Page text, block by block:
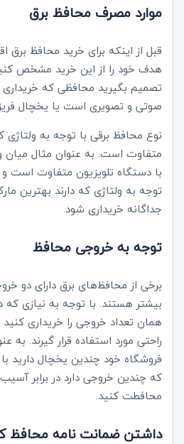
موارد مصرف محافظ برق
قبل از اینکه برای خرید محافظ برق
هدف خود را از این خرید مشخص
تصمیم بگیرید محافظی که خریداری
صوتی و تصویری است یا یخچال
نوع محافظ‌ برقی با توجه به ولتاژی
متفاوت است. به عنوان مثال میان
با دستگاه تلویزیون متفاوت است و
توجه به ولتاژی که دارند بهترین
جداگانه خریداری شود.
توجه به خروجی محافظ
برخی از محافظ‌های برق دارای دو
بیشتر هستند. با توجه به نیازی که
همان تعداد خروجی را خریداری کنید
راحتی مورد استفاده قرار گیرند. به
فروشگاه خود چندین یخچال دارید
که چندین خروجی دارد در برابر
محافطت کنید.
داشتن ضمانت نامه محافظ